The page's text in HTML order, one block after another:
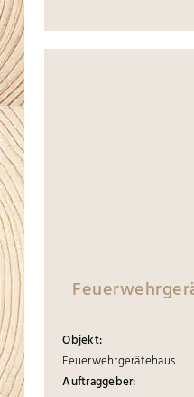
Objekt:
Feuerwehrgerätehaus
Auftraggeber: